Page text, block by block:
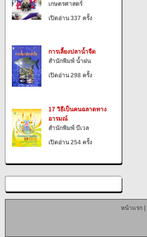
เกษตรศาสตร์
เปิดอ่าน 337 ครั้ง
การเลี้ยงปลาน้ำจืด
สำนักพิมพ์ น้ำฝน
เปิดอ่าน 298 ครั้ง
17 วิธีเป็นคนฉลาดทาง
อารมณ์
สำนักพิมพ์ บีเวล
เปิดอ่าน 254 ครั้ง
หน้าแรก|